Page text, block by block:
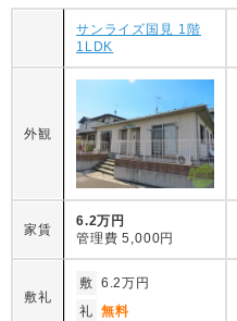
サンライズ国見 1階
1LDK
外観
家賃
6.2万円
管理費 5,000円
敷礼
敷 6.2万円
礼 無料